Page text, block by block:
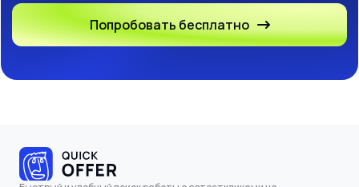
Попробовать бесплатно